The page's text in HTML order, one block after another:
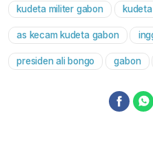
kudeta militer gabon
as kecam kudeta gabon
presiden ali bongo gabon